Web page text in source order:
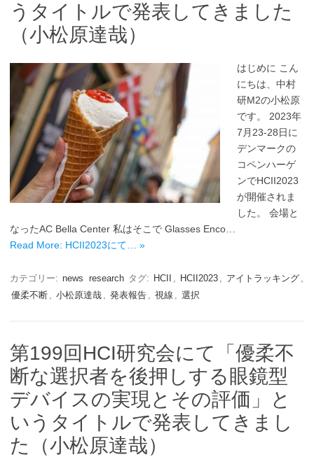
うタイトルで発表してきました
（小松原達哉）
はじめに こん
にちは、中村
研M2の小松原
です。 2023年
7月23-28日に
デンマークの
コペンハーゲ
ンでHCII2023
が開催されま
した。 会場と
なったAC Bella Center 私はそこで Glasses Enco…
Read More: HCII2023にて… »
カテゴリー: news research タグ: HCII , HCII2023 , アイトラッキング ,
優柔不断 , 小松原達哉 , 発表報告 , 視線 , 選択
第199回HCI研究会にて「優柔不
断な選択者を後押しする眼鏡型
デバイスの実現とその評価」と
いうタイトルで発表してきまし
た（小松原達哉）